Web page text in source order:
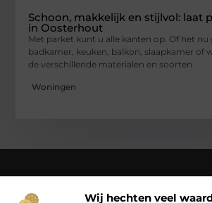
Wij hechten veel
Schoon, makkelijk en stijlvol: laat
in Oosterhout
Met parket kunt u alle kanten op. Of het nu
badkamer, keuken, balkon, slaapkamer of
de verschillende materialen en soorten
Woningen